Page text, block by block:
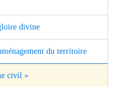
divine
du territoire
civil »